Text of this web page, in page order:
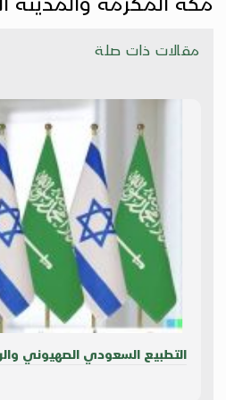
مقالات ذات صلة
التطبيع السعودي الصهيوني